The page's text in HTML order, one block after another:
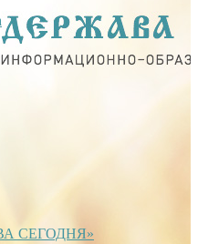
СЕГОДНЯ»